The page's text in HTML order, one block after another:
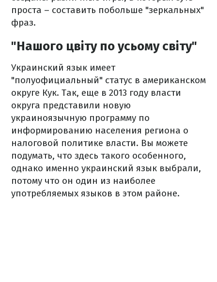
проста – составить побольше "зеркальных"
фраз.
"Нашого цвіту по усьому світу"
Украинский язык имеет
"полуофициальный" статус в американском
округе Кук. Так, еще в 2013 году власти
округа представили новую
украиноязычную программу по
информированию населения региона о
налоговой политике власти. Вы можете
подумать, что здесь такого особенного,
однако именно украинский язык выбрали,
потому что он один из наиболее
употребляемых языков в этом районе.